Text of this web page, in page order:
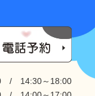
/ 14:30～18:00